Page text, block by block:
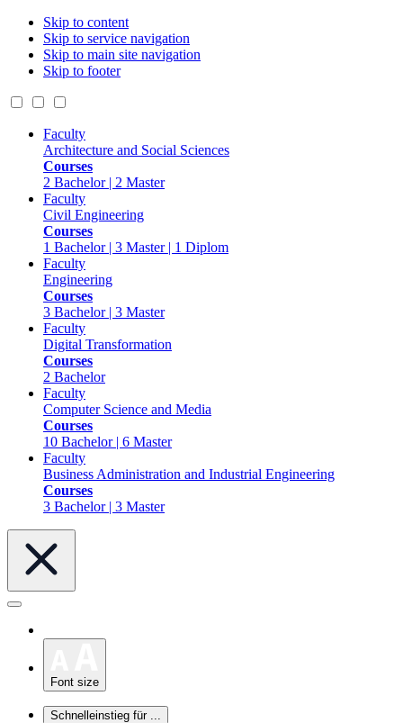
Skip to content
Skip to service navigation
Skip to main site navigation
Skip to footer
Faculty
Architecture and Social Sciences
Courses
2 Bachelor | 2 Master
Faculty
Civil Engineering
Courses
1 Bachelor | 3 Master | 1 Diplom
Faculty
Engineering
Courses
3 Bachelor | 3 Master
Faculty
Digital Transformation
Courses
2 Bachelor
Faculty
Computer Science and Media
Courses
10 Bachelor | 6 Master
Faculty
Business Administration and Industrial Engineering
Courses
3 Bachelor | 3 Master
Font size
Schnelleinstieg für ...